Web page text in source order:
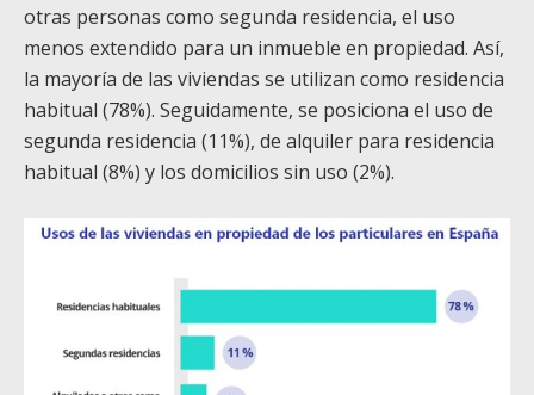
otras personas como segunda residencia, el uso
menos extendido para un inmueble en propiedad. Así,
la mayoría de las viviendas se utilizan como residencia
habitual (78%). Seguidamente, se posiciona el uso de
segunda residencia (11%), de alquiler para residencia
habitual (8%) y los domicilios sin uso (2%).